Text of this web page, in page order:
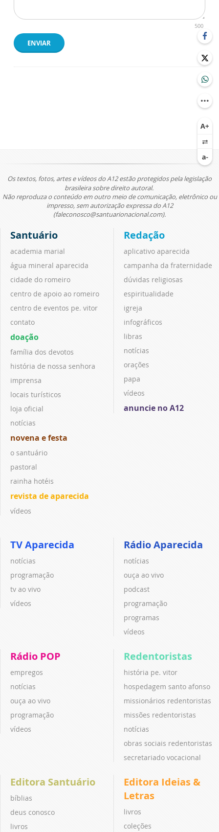
500
ENVIAR
Os textos, fotos, artes e vídeos do A12 estão protegidos pela legislação
brasileira sobre direito autoral.
Não reproduza o conteúdo em outro meio de comunicação, eletrônico ou
impresso, sem autorização expressa do A12
(faleconosco@santuarionacional.com).
Santuário
academia marial
água mineral aparecida
cidade do romeiro
centro de apoio ao romeiro
centro de eventos pe. vitor
contato
doação
família dos devotos
história de nossa senhora
imprensa
locais turísticos
loja oficial
notícias
novena e festa
o santuário
pastoral
rainha hotéis
revista de aparecida
vídeos
Redação
aplicativo aparecida
campanha da fraternidade
dúvidas religiosas
espiritualidade
igreja
infográficos
libras
notícias
orações
papa
vídeos
anuncie no A12
TV Aparecida
notícias
programação
tv ao vivo
vídeos
Rádio Aparecida
notícias
ouça ao vivo
podcast
programação
programas
vídeos
Rádio POP
empregos
notícias
ouça ao vivo
programação
vídeos
Redentoristas
história pe. vitor
hospedagem santo afonso
missionários redentoristas
missões redentoristas
notícias
obras sociais redentoristas
secretariado vocacional
Editora Santuário
bíblias
deus conosco
livros
Editora Ideias &
Letras
livros
coleções